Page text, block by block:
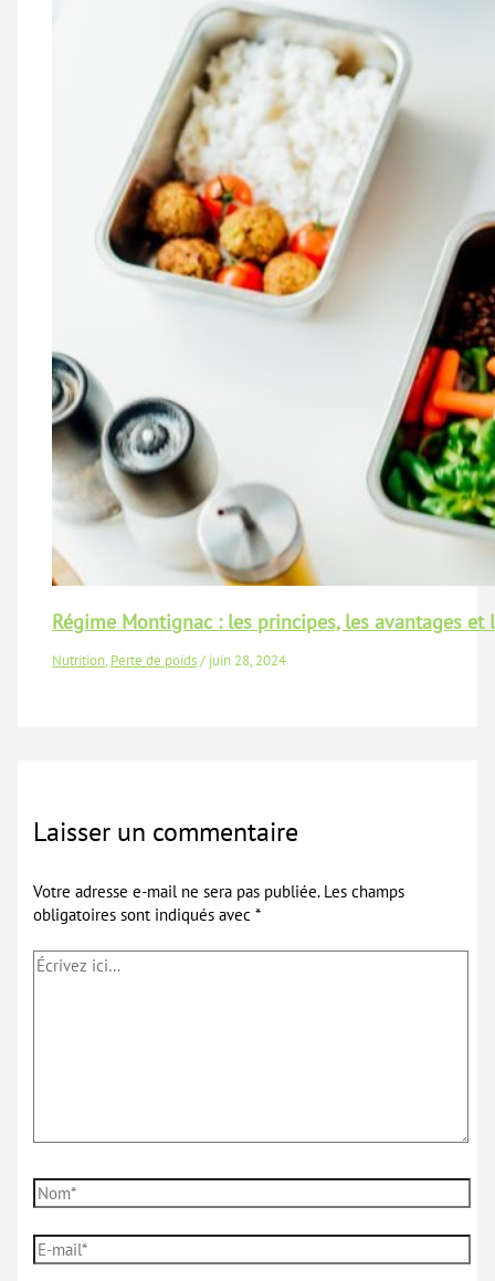
Régime Montignac : les principes, les avantages
Nutrition, Perte de poids/ juin 28, 2024
Laisser un commentaire
Votre adresse e-mail ne sera pas publiée. Les champs
obligatoires sont indiqués avec*
Écrivez
Nom*
E-
mail*